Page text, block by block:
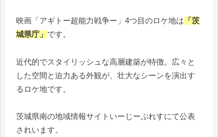
映画「アギトー超能力戦争ー」4つ目のロケ地は 「茨
城県庁」 です。
近代的でスタイリッシュな高層建築が特徴。広々と
した空間と迫力ある外観が、壮大なシーンを演出す
るロケ地です。
茨城県南の地域情報サイトいーじーぷれすにて公表
されいます。